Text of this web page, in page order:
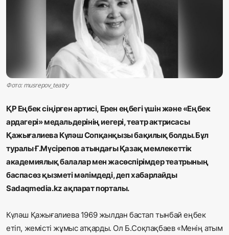
Әлем
Журналистік зерттеу
Қазақ тілі
Фото: musrepov_teatry
ҚР Еңбек сіңірген артисі, Ерен еңбегі үшін және «Еңбек
ардагері» медальдерінің иегері, театр актрисасы
Қажығалиева Күләш Сопқанқызы бақилық болды. Бұл
туралы Ғ.Мүсірепов атындағы Қазақ мемлекеттік
академиялық балалар мен жасөспірімдер театрының
баспасөз қызметі мәлімдеді, деп хабарлайды
Sadаqmedia.kz ақпарат порталы.
Күләш Қажығалиева 1969 жылдан бастап тынбай еңбек
етіп, жемісті жұмыс атқарды. Ол Б.Соқпақбаев «Менің атым